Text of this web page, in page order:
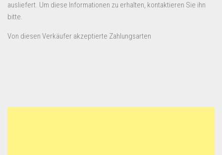
ausliefert. Um diese Informationen zu erhalten, kontaktieren Sie ihn
bitte.
Von diesen Verkäufer akzeptierte Zahlungsarten